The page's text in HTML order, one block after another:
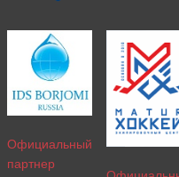
Официальный
партнер